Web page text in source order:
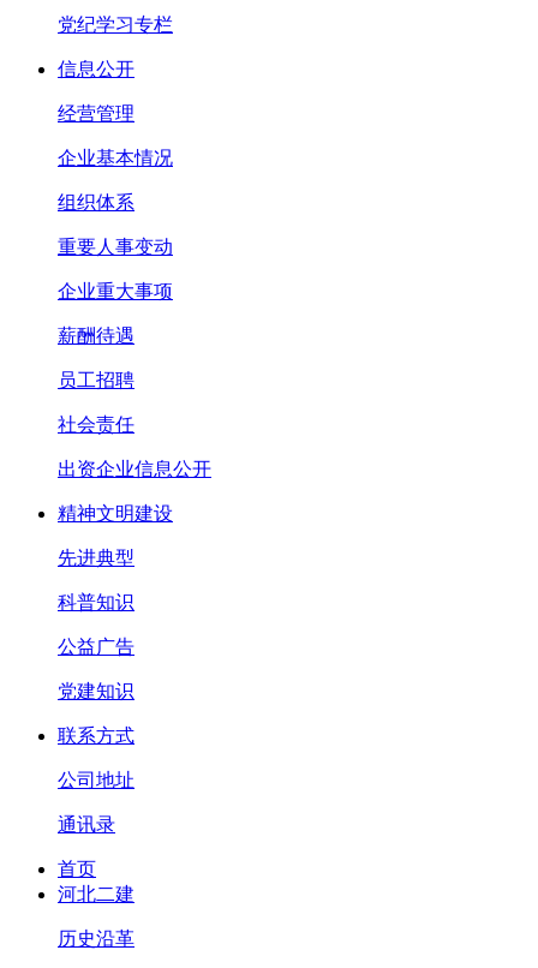
党纪学习专栏
信息公开
经营管理
企业基本情况
组织体系
重要人事变动
企业重大事项
薪酬待遇
员工招聘
社会责任
出资企业信息公开
精神文明建设
先进典型
科普知识
公益广告
党建知识
联系方式
公司地址
通讯录
首页
河北二建
历史沿革